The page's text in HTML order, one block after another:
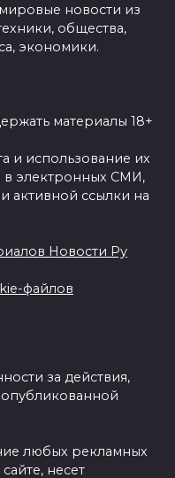
новости из
общества,
экономики.
материалы 18+
и использование их
в электронных СМИ,
активной ссылки на
Новости Ру
файлов
за действия,
любых рекламных
несет